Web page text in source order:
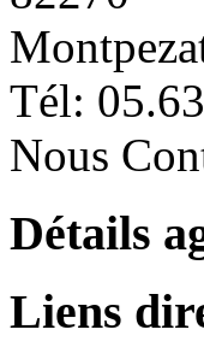
Tél:
Nous
Détails
Liens